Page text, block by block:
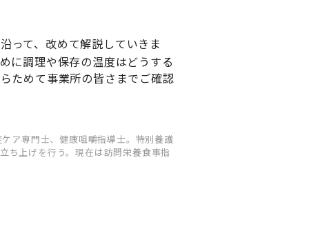
って、改めて解説していきま
に調理や保存の温度はどうする
ためて事業所の皆さまでご確認
ア専門士、健康咀嚼指導士。特別養護
ち上げを行う。現在は訪問栄養食事指